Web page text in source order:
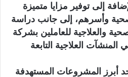
إلى توفير مزايا متميزة
وأسرهم، إلى جانب دراسة
والعلاجية للعاملين بشركة
العلاجية التابعة
أبرز المشروعات المستهدفة